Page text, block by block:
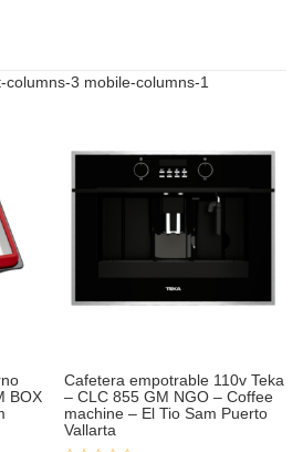
3 mobile-columns-1
BOX
Cafetera empotrable 110v Teka
– CLC 855 GM NGO – Coffee
machine – El Tio Sam Puerto
Vallarta